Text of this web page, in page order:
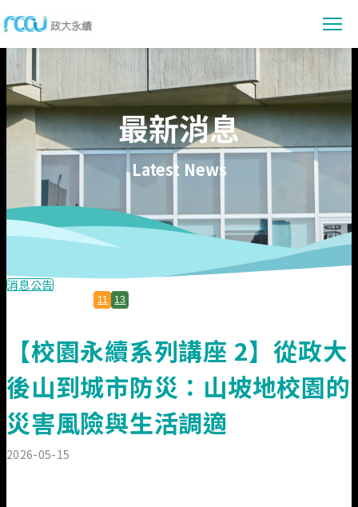
最新消息
消息公告
活動報導
永續亮點
永續賦能
永續教育
數位賦能
社會實踐
永續校園
環境管理
共容社會
校務治理
參與行動
永續提案
節能專區
資料下載
永續報告書下載
線上閱讀
關於我們
永續發展組織架構
業務執掌
最新消息
Latest News
消息公告
11 13
【校園永續系列講座 2】從政大
後山到城市防災：山坡地校園的
災害風險與生活調適
2026-05-15